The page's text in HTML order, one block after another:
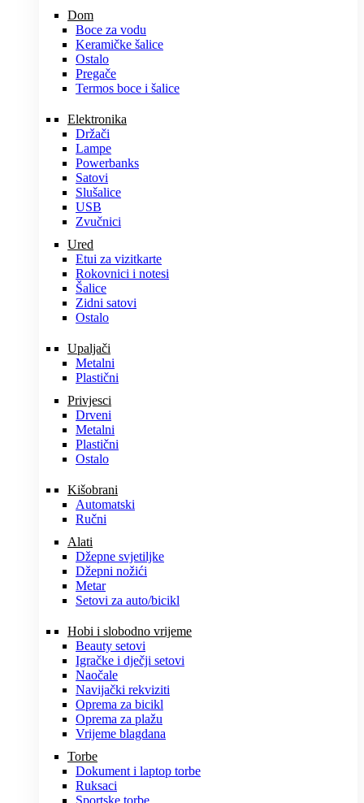
Dom
Boce za vodu
Keramičke šalice
Ostalo
Pregače
Termos boce i šalice
Elektronika
Držači
Lampe
Powerbanks
Satovi
Slušalice
USB
Zvučnici
Ured
Etui za vizitkarte
Rokovnici i notesi
Šalice
Zidni satovi
Ostalo
Upaljači
Metalni
Plastični
Privjesci
Drveni
Metalni
Plastični
Ostalo
Kišobrani
Automatski
Ručni
Alati
Džepne svjetiljke
Džepni nožići
Metar
Setovi za auto/bicikl
Hobi i slobodno vrijeme
Beauty setovi
Igračke i dječji setovi
Naočale
Navijački rekviziti
Oprema za bicikl
Oprema za plažu
Vrijeme blagdana
Torbe
Dokument i laptop torbe
Ruksaci
Sportske torbe